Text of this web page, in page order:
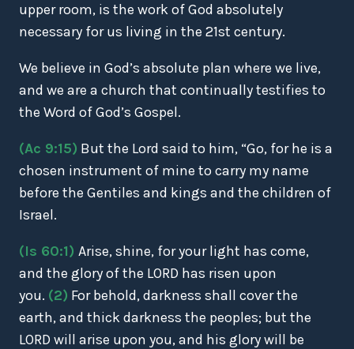
upper room, is the work of God absolutely
necessary for us living in the 21st century.
We believe in God’s absolute plan where we live,
and we are a church that continually testifies to
the Word of God’s Gospel.
(Ac 9:15) But the Lord said to him, “Go, for he is a
chosen instrument of mine to carry my name
before the Gentiles and kings and the children of
Israel.
(Is 60:1) Arise, shine, for your light has come,
and the glory of the LORD has risen upon
you. (2) For behold, darkness shall cover the
earth, and thick darkness the peoples; but the
LORD will arise upon you, and his glory will be